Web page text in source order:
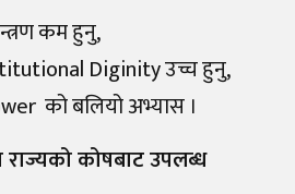
कम हुनु,
Diginity उच्च हुनु,
को बलियो अभ्यास ।
राज्यको कोषबाट उपलब्ध